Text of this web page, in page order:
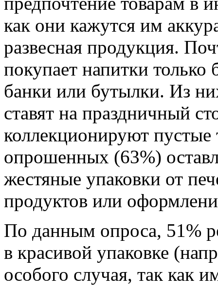
как они кажутся им
развесная продукция.
покупает напитки
банки или бутылки. Из
ставят на праздничный
коллекционируют
опрошенных (63%)
жестяные упаковки от
продуктов или
По данным опроса, 51%
в красивой упаковке
особого случая, так как